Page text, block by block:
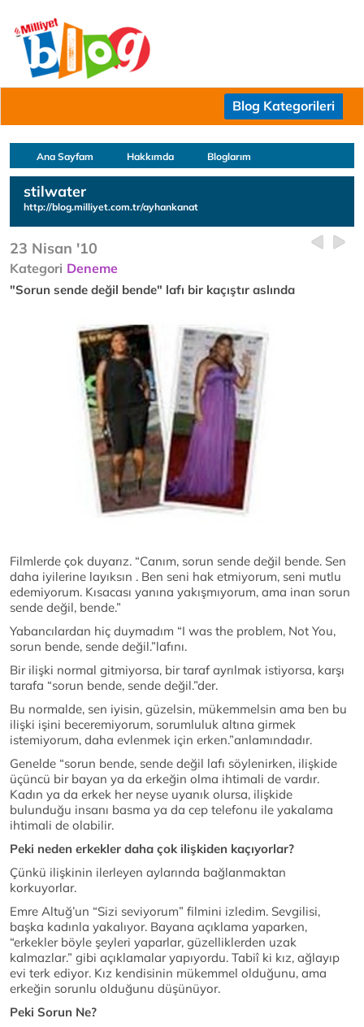
Blog Kategorileri
Ana Sayfam Hakkımda Bloglarım
stilwater
http://blog.milliyet.com.tr/ayhankanat
23 Nisan '10
Kategori Deneme
"Sorun sende değil bende" lafı bir kaçıştır aslında
Filmlerde çok duyarız. “Canım, sorun sende değil bende. Sen
daha iyilerine layıksın . Ben seni hak etmiyorum, seni mutlu
edemiyorum. Kısacası yanına yakışmıyorum, ama inan sorun
sende değil, bende.”
Yabancılardan hiç duymadım “I was the problem, Not You,
sorun bende, sende değil.”lafını.
Bir ilişki normal gitmiyorsa, bir taraf ayrılmak istiyorsa, karşı
tarafa “sorun bende, sende değil.”der.
Bu normalde, sen iyisin, güzelsin, mükemmelsin ama ben bu
ilişki işini beceremiyorum, sorumluluk altına girmek
istemiyorum, daha evlenmek için erken.”anlamındadır.
Genelde “sorun bende, sende değil lafı söylenirken, ilişkide
üçüncü bir bayan ya da erkeğin olma ihtimali de vardır.
Kadın ya da erkek her neyse uyanık olursa, ilişkide
bulunduğu insanı basma ya da cep telefonu ile yakalama
ihtimali de olabilir.
Peki neden erkekler daha çok ilişkiden kaçıyorlar?
Çünkü ilişkinin ilerleyen aylarında bağlanmaktan
korkuyorlar.
Emre Altuğ’un “Sizi seviyorum” filmini izledim. Sevgilisi,
başka kadınla yakalıyor. Bayana açıklama yaparken,
“erkekler böyle şeyleri yaparlar, güzelliklerden uzak
kalmazlar.” gibi açıklamalar yapıyordu. Tabiî ki kız, ağlayıp
evi terk ediyor. Kız kendisinin mükemmel olduğunu, ama
erkeğin sorunlu olduğunu düşünüyor.
Peki Sorun Ne?